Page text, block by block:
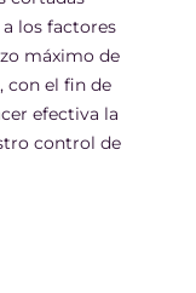
los factores
máximo de
con el fin de
efectiva la
control de